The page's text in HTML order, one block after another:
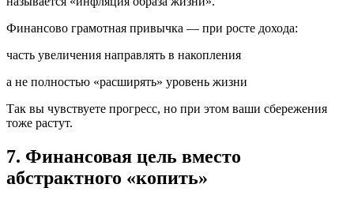
Финансово грамотная привычка — при росте дохода:
часть увеличения направлять в накопления
а не полностью «расширять» уровень жизни
Так вы чувствуете прогресс, но при этом ваши сбережения
тоже растут.
7. Финансовая цель вместо
абстрактного «копить»